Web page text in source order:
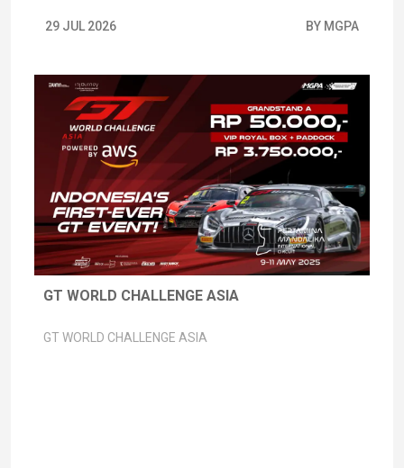
29 JUL 2026 BY MGPA
GT WORLD CHALLENGE ASIA
GT WORLD CHALLENGE ASIA